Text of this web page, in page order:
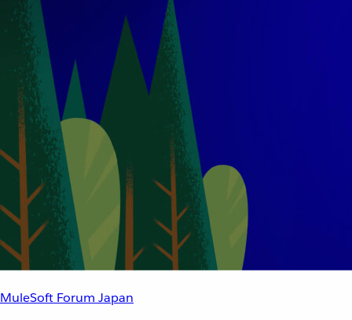
MuleSoft Forum Japan